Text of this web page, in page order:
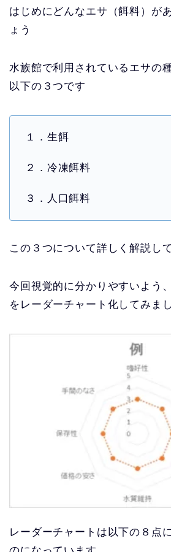
はじめにどんなエサ（餌料）が
ょう
水族館で利用されているエサの
以下の３つです
１．生餌
２．冷凍餌料
３．人口餌料
この３つについて詳しく解説し
今回視覚的に分かりやすいよう
をレーダーチャート化してみま
レーダーチャートは以下の８点